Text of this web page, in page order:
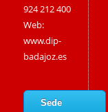
924 212 400
Web:
www.dip-
badajoz.es
Sede